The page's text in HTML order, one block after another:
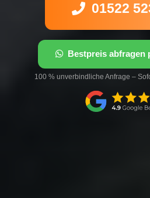
01522
Bestpreis abfragen
100 % unverbindliche Anfrage –